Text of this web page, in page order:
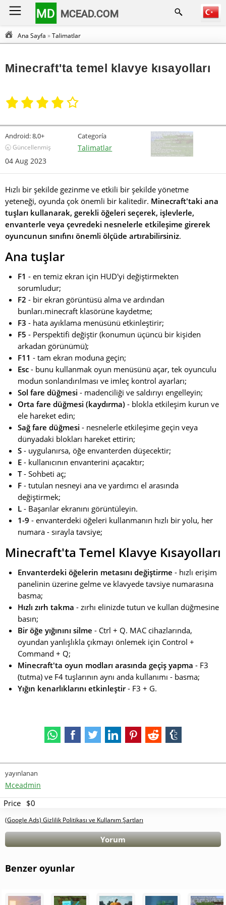
MD MCEAD.COM
Ana Sayfa »Talimatlar
Minecraft'ta temel klavye kısayolları
Android:8,0+
🕣 Güncellenmiş
04 Aug 2023
Categoría
Talimatlar
Hızlı bir şekilde gezinme ve etkili bir şekilde yönetme
yeteneği, oyunda çok önemli bir kalitedir. Minecraft'taki ana
tuşları kullanarak, gerekli öğeleri seçerek, işlevlerle,
envanterle veya çevredeki nesnelerle etkileşime girerek
oyuncunun sınıfını önemli ölçüde artırabilirsiniz.
Ana tuşlar
F1 - en temiz ekran için HUD'yi değiştirmekten
sorumludur;
F2 - bir ekran görüntüsü alma ve ardından
bunları.minecraft klasörüne kaydetme;
F3 - hata ayıklama menüsünü etkinleştirir;
F5 - Perspektifi değiştir (konumun üçüncü bir kişiden
arkadan görünümü);
F11 - tam ekran moduna geçin;
Esc - bunu kullanmak oyun menüsünü açar, tek oyunculu
modun sonlandırılması ve imleç kontrol ayarları;
Sol fare düğmesi - madenciliği ve saldırıyı engelleyin;
Orta fare düğmesi (kaydırma) - blokla etkileşim kurun ve
ele hareket edin;
Sağ fare düğmesi - nesnelerle etkileşime geçin veya
dünyadaki blokları hareket ettirin;
S - uygulanırsa, öğe envanterden düşecektir;
E - kullanıcının envanterini açacaktır;
T- Sohbeti aç;
F - tutulan nesneyi ana ve yardımcı el arasında
değiştirmek;
L - Başarılar ekranını görüntüleyin.
1-9 - envanterdeki öğeleri kullanmanın hızlı bir yolu, her
numara - sırayla tavsiye;
Minecraft'ta Temel Klavye Kısayolları
Envanterdeki öğelerin metasını değiştirme - hızlı erişim
panelinin üzerine gelme ve klavyede tavsiye numarasına
basma;
Hızlı zırh takma - zırhı elinizde tutun ve kullan düğmesine
basın;
Bir öğe yığınını silme - Ctrl + Q. MAC cihazlarında,
oyundan yanlışlıkla çıkmayı önlemek için Control +
Command + Q;
Minecraft'ta oyun modları arasında geçiş yapma - F3
(tutma) ve F4 tuşlarının aynı anda kullanımı - basma;
Yığın kenarlıklarını etkinleştir- F3 + G.
yayınlanan
Mceadmin
Price $0
(Google Ads) Gizlilik Politikası ve Kullanım Şartları
Yorum
Benzer oyunlar